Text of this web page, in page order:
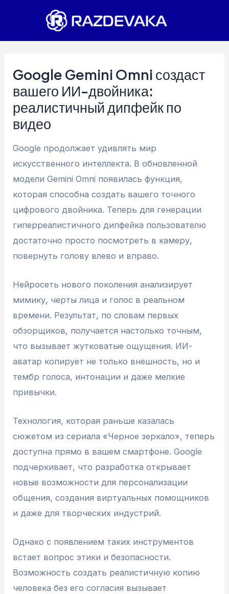
Google Gemini Omni создаст
вашего ИИ-двойника:
реалистичный дипфейк по
видео
Google продолжает удивлять мир
искусственного интеллекта. В обновленной
модели Gemini Omni появилась функция,
которая способна создать вашего точного
цифрового двойника. Теперь для генерации
гиперреалистичного дипфейка пользователю
достаточно просто посмотреть в камеру,
повернуть голову влево и вправо.
Нейросеть нового поколения анализирует
мимику, черты лица и голос в реальном
времени. Результат, по словам первых
обзорщиков, получается настолько точным,
что вызывает жутковатые ощущения. ИИ-
аватар копирует не только внешность, но и
тембр голоса, интонации и даже мелкие
привычки.
Технология, которая раньше казалась
сюжетом из сериала «Черное зеркало», теперь
доступна прямо в вашем смартфоне. Google
подчеркивает, что разработка открывает
новые возможности для персонализации
общения, создания виртуальных помощников
и даже для творческих индустрий.
Однако с появлением таких инструментов
встает вопрос этики и безопасности.
Возможность создать реалистичную копию
человека без его согласия вызывает